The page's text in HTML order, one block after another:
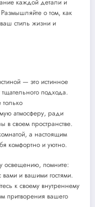
каждой детали и
о том, как
стиль жизни и
— это истинное
тщательного подхода.
атмосферу, ради
своем пространстве.
а настоящим
комфортно и уютно.
освещению, помните:
вами и вашими гостями.
к своему внутреннему
притворения вашего